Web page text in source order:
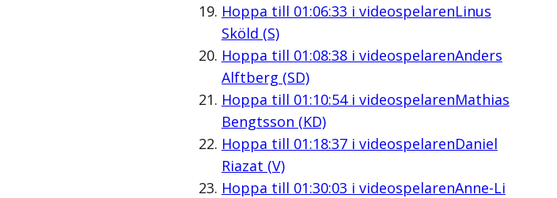
Hoppa till 01:06:33 i videospelarenLinus
Sköld (S)
Hoppa till 01:08:38i videospelarenAnders
Alftberg (SD)
Hoppa till 01:10:54i videospelarenMathias
Bengtsson (KD)
Hoppa till 01:18:37i videospelarenDaniel
Riazat (V)
Hoppa till 01:30:03 i videospelarenAnne-Li